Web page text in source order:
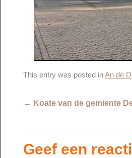
This entry was posted inAn de
← Koate van de gemiente
Geef een